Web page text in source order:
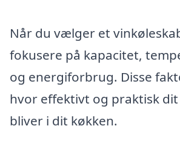
Når du vælger et
fokusere på kapacitet,
og energiforbrug. Disse
hvor effektivt og praktisk
bliver i dit køkken.